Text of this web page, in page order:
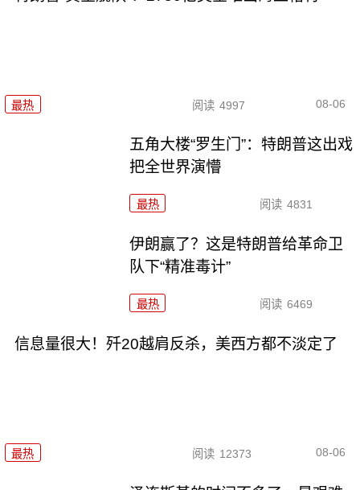
最热 阅读 4997 08-06
五角大楼“罗生门”：特朗普这出戏
把全世界演懵
最热 阅读 4831
伊朗赢了？这是特朗普给革命卫
队下“精准毒计”
最热 阅读 6469
信息量很大！歼20越肩反杀，美西方都不淡定了
最热 阅读 12373 08-06